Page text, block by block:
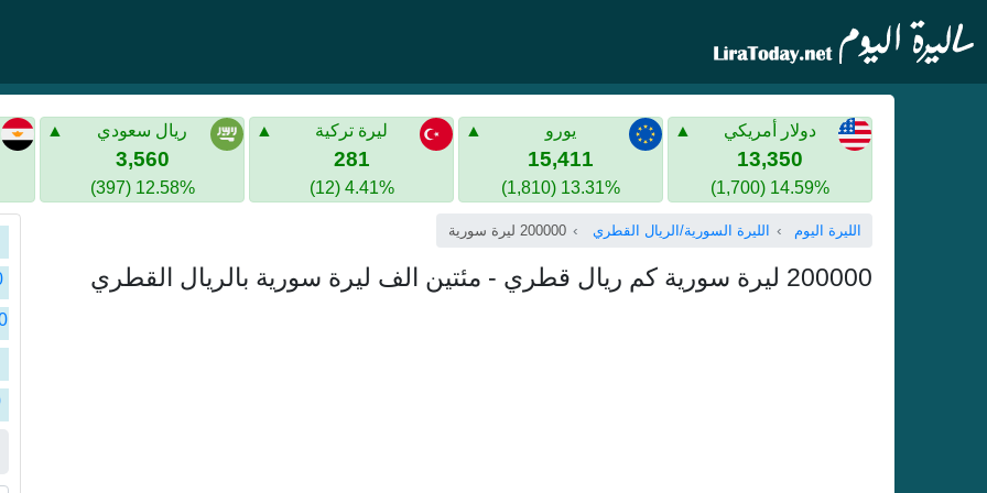
دولار أمريكي
13,350
14.59% (1,700)
يورو
15,411
13.31% (1,810)
ليرة تركية
281
4.41% (12)
ريال سعودي
3,560
12.58% (397)
الليرة اليوم الليرة السورية/الريال القطري 200000 ليرة سورية
200000 ليرة سورية كم ريال قطري - مئتين الف ليرة سورية بالريال القطري